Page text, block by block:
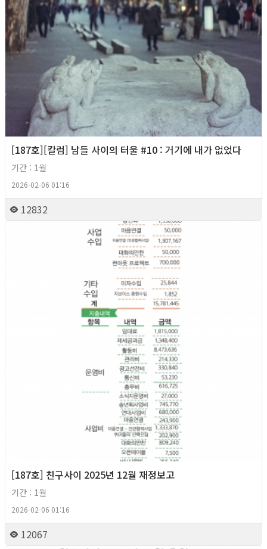
[187호][칼럼] 남들 사이의 터울 #10 : 거기에 내가 없었다
기간 : 1월
2026-02-06 01:16
12832
[187호] 친구사이 2025년 12월 재정보고
기간 : 1월
2026-02-06 01:16
12067